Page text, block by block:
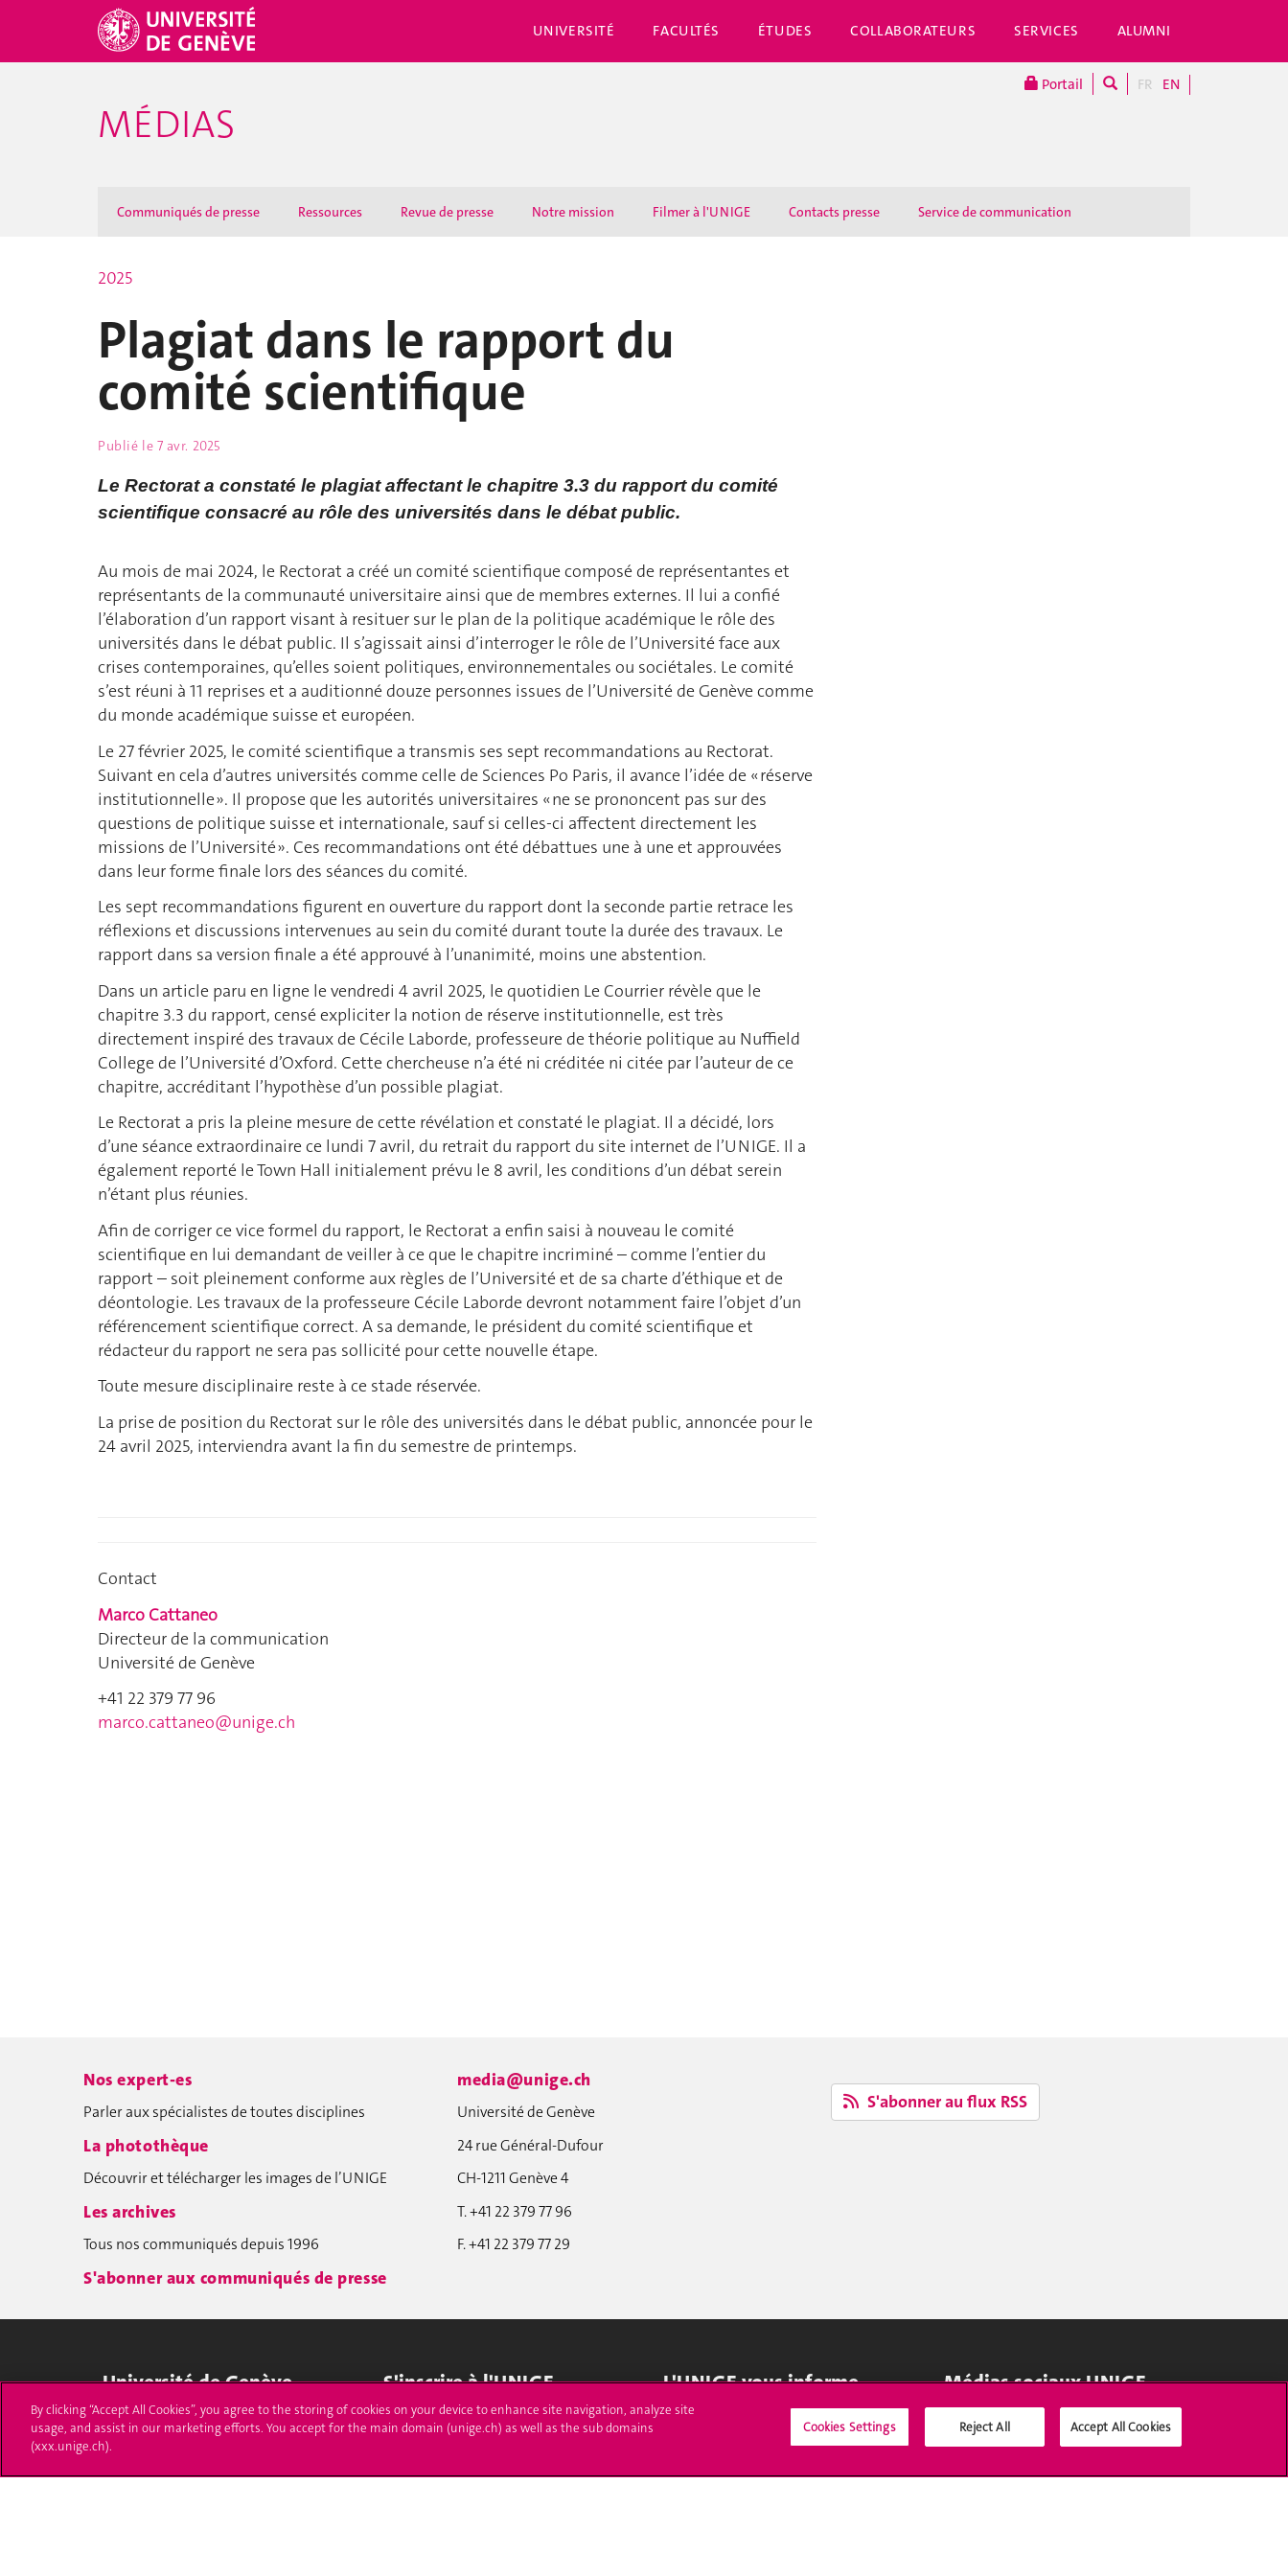
UNIVERSITÉ FACULTÉS ÉTUDES COLLABORATEURS SERVICES ALUMNI
Portail FR EN
MÉDIAS
Communiqués de presse Ressources Revue de presse Notre mission Filmer à l'UNIGE Contacts presse Service de communication
2025
Plagiat dans le rapport du
comité scientifique
Publié le 7 avr. 2025
Le Rectorat a constaté le plagiat affectant le chapitre 3.3 du rapport du comité
scientifique consacré au rôle des universités dans le débat public.
Au mois de mai 2024, le Rectorat a créé un comité scientifique composé de représentantes et
représentants de la communauté universitaire ainsi que de membres externes. Il lui a confié
l’élaboration d’un rapport visant à resituer sur le plan de la politique académique le rôle des
universités dans le débat public. Il s’agissait ainsi d’interroger le rôle de l’Université face aux
crises contemporaines, qu’elles soient politiques, environnementales ou sociétales. Le comité
s’est réuni à 11 reprises et a auditionné douze personnes issues de l’Université de Genève comme
du monde académique suisse et européen.
Le 27 février 2025, le comité scientifique a transmis ses sept recommandations au Rectorat.
Suivant en cela d’autres universités comme celle de Sciences Po Paris, il avance l’idée de « réserve
institutionnelle ». Il propose que les autorités universitaires « ne se prononcent pas sur des
questions de politique suisse et internationale, sauf si celles-ci affectent directement les
missions de l’Université ». Ces recommandations ont été débattues une à une et approuvées
dans leur forme finale lors des séances du comité.
Les sept recommandations figurent en ouverture du rapport dont la seconde partie retrace les
réflexions et discussions intervenues au sein du comité durant toute la durée des travaux. Le
rapport dans sa version finale a été approuvé à l’unanimité, moins une abstention.
Dans un article paru en ligne le vendredi 4 avril 2025, le quotidien Le Courrier révèle que le
chapitre 3.3 du rapport, censé expliciter la notion de réserve institutionnelle, est très
directement inspiré des travaux de Cécile Laborde, professeure de théorie politique au Nuffield
College de l’Université d’Oxford. Cette chercheuse n’a été ni créditée ni citée par l’auteur de ce
chapitre, accréditant l’hypothèse d’un possible plagiat.
Le Rectorat a pris la pleine mesure de cette révélation et constaté le plagiat. Il a décidé, lors
d’une séance extraordinaire ce lundi 7 avril, du retrait du rapport du site internet de l’UNIGE. Il a
également reporté le Town Hall initialement prévu le 8 avril, les conditions d’un débat serein
n’étant plus réunies.
Afin de corriger ce vice formel du rapport, le Rectorat a enfin saisi à nouveau le comité
scientifique en lui demandant de veiller à ce que le chapitre incriminé – comme l’entier du
rapport – soit pleinement conforme aux règles de l’Université et de sa charte d’éthique et de
déontologie. Les travaux de la professeure Cécile Laborde devront notamment faire l’objet d’un
référencement scientifique correct. A sa demande, le président du comité scientifique et
rédacteur du rapport ne sera pas sollicité pour cette nouvelle étape.
Toute mesure disciplinaire reste à ce stade réservée.
La prise de position du Rectorat sur le rôle des universités dans le débat public, annoncée pour le
24 avril 2025, interviendra avant la fin du semestre de printemps.
Contact
Marco Cattaneo
Directeur de la communication
Université de Genève
+41 22 379 77 96
marco.cattaneo@unige.ch
Nos expert-es
Parler aux spécialistes de toutes disciplines
La photothèque
Découvrir et télécharger les images de l’UNIGE
Les archives
Tous nos communiqués depuis 1996
S'abonner aux communiqués de presse
media@unige.ch
Université de Genève
24 rue Général-Dufour
CH-1211 Genève 4
T. +41 22 379 77 96
F. +41 22 379 77 29
S'abonner au flux RSS
Université de Genève
24 rue du Général-Dufour
1211 Genève 4
F. +41 (0)22 379 11 34
S'inscrire à l'UNIGE
Immatriculations
L'UNIGE vous informe Médias sociaux UNIGE
By clicking “Accept All Cookies”, you agree to the storing of cookies on your device to enhance site navigation, analyze site
usage, and assist in our marketing efforts. You accept for the main domain (unige.ch) as well as the sub domains
(xxx.unige.ch).
Cookies Settings Reject All Accept All Cookies